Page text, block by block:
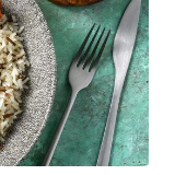
Bulgur
Dilldip
dem Air-Fryer
Zwiebelsoße
Schweinefilet